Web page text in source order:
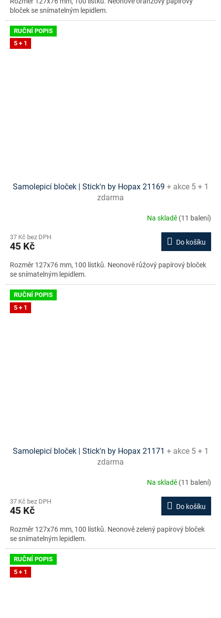
bloček se snímatelným lepidlem.
RUČNÍ POPIS
5 + 1
Samolepicí bloček | Stick'n by Hopax 21169 + akce 5 + 1
zdarma
Na skladě (11 balení)
37 Kč bez DPH
45 Kč Do košíku
Rozměr 127x76 mm, 100 lístků. Neonově růžový papírový bloček
se snímatelným lepidlem.
RUČNÍ POPIS
5 + 1
Samolepicí bloček | Stick'n by Hopax 21171 + akce 5 + 1
zdarma
Na skladě (11 balení)
37 Kč bez DPH
45 Kč Do košíku
Rozměr 127x76 mm, 100 lístků. Neonově zelený papírový bloček
se snímatelným lepidlem.
RUČNÍ POPIS
5 + 1